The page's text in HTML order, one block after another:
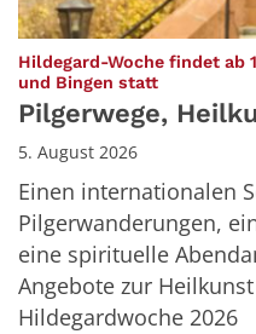
Hildegard-Woche findet ab
und Bingen statt
Pilgerwege,
5. August 2026
Einen internationalen
Pilgerwanderungen,
eine spirituelle
Angebote zur
Hildegardwoche 2026